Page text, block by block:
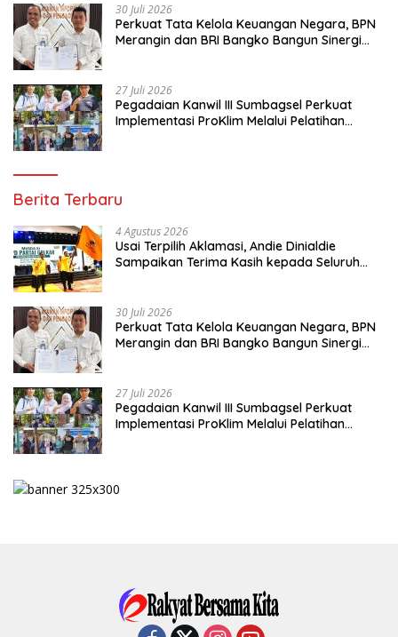
30 Juli 2026
Perkuat Tata Kelola Keuangan Negara, BPN
Merangin dan BRI Bangko Bangun Sinergi
27 Juli 2026
Pegadaian Kanwil III Sumbagsel Perkuat
Implementasi ProKlim Melalui Pelatihan
Berita Terbaru
4 Agustus 2026
Usai Terpilih Aklamasi, Andie Dinialdie
Sampaikan Terima Kasih kepada Seluruh
30 Juli 2026
Perkuat Tata Kelola Keuangan Negara, BPN
Merangin dan BRI Bangko Bangun Sinergi
27 Juli 2026
Pegadaian Kanwil III Sumbagsel Perkuat
Implementasi ProKlim Melalui Pelatihan